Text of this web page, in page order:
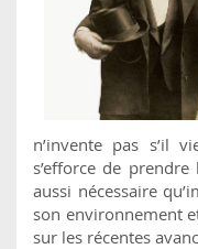
n’invente pas s’il
s’efforce de
aussi nécessaire
son environnement
sur les récentes